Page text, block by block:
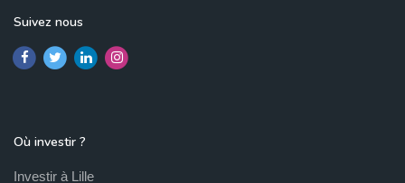
Suivez nous
Où investir ?
Investir à Lille